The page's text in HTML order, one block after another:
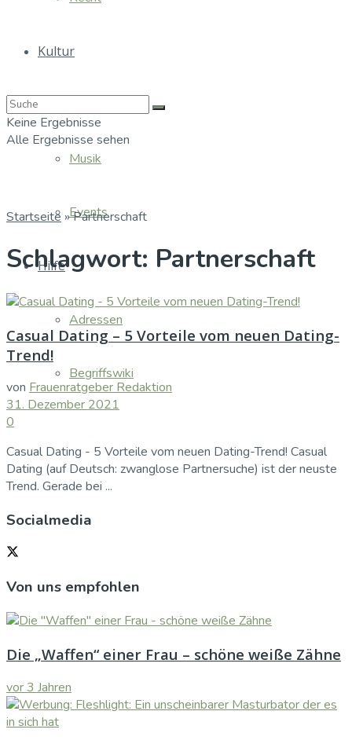
Kultur
Musik
Events
Hilfe
Adressen
Begriffswiki
Keine Ergebnisse
Alle Ergebnisse sehen
Startseite »Partnerschaft
Schlagwort: Partnerschaft
Casual Dating – 5 Vorteile vom neuen Dating-
Trend!
von Frauenratgeber Redaktion
31. Dezember 2021
0
Casual Dating - 5 Vorteile vom neuen Dating-Trend! Casual
Dating (auf Deutsch: zwanglose Partnersuche) ist der neuste
Trend. Gerade bei ...
Socialmedia
Von uns empfohlen
Die „Waffen“ einer Frau – schöne weiße Zähne
vor 3 Jahren